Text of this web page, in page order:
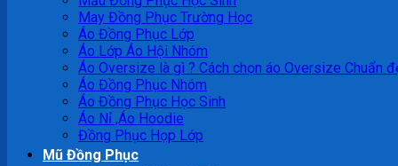
May Đồng Phục Trường Học
Áo Đồng Phục Lớp
Áo Lớp Áo Hội Nhóm
Áo Oversize là gì ? Cách chọn áo Oversize Chuẩn
Áo Đồng Phục Nhóm
Áo Đồng Phục Học Sinh
Áo Nỉ ,Áo Hoodie
Đồng Phục Họp Lớp
Mũ Đồng Phục